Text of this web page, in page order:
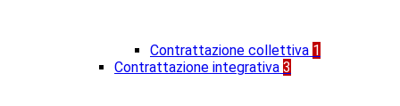
Contrattazione collettiva 1
Contrattazione integrativa 3